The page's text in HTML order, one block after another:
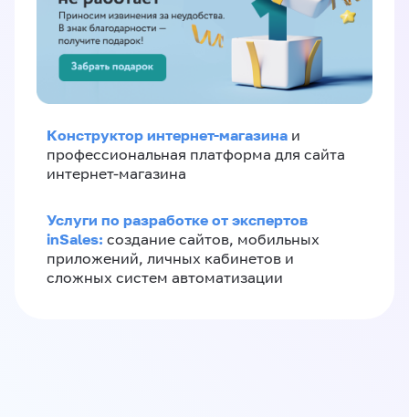
Конструктор интернет-магазина и
профессиональная платформа для сайта
интернет-магазина
Услуги по разработке от экспертов
inSales: создание сайтов, мобильных
приложений, личных кабинетов и
сложных систем автоматизации